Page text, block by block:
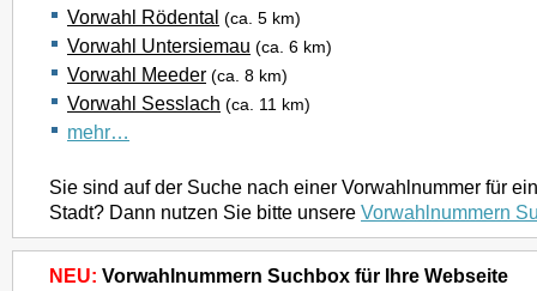
Vorwahl Rödental (ca. 5 km)
Vorwahl Untersiemau (ca. 6 km)
Vorwahl Meeder (ca. 8 km)
Vorwahl Sesslach (ca. 11 km)
mehr…
Sie sind auf der Suche nach einer Vorwahlnummer für
Stadt? Dann nutzen Sie bitte unsere Vorwahlnummern
NEU: Vorwahlnummern Suchbox für Ihre Webseite